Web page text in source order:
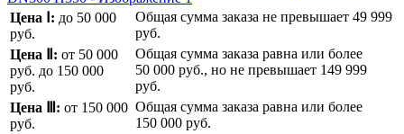
Цена Ⅰ: до 50 000
руб.
Общая сумма заказа не превышает 49 999
руб.
Цена Ⅱ: от 50 000
руб. до 150 000
руб.
Общая сумма заказа равна или более
50 000 руб., но не превышает 149 999
руб.
Цена Ⅲ: от 150 000
руб.
Общая сумма заказа равна или более
150 000 руб.